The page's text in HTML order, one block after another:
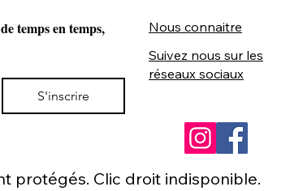
temps en temps,
S'inscrire
Nous connaitre
Suivez nous sur les
réseaux sociaux
protégés. Clic droit indisponible.